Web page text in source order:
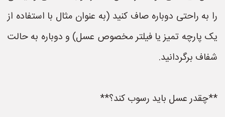
را به راحتی دوباره صاف کنید (به عنوان مثال با استفاده از
یک پارچه تمیز یا فیلتر مخصوص عسل) و دوباره به حالت
شفاف برگردانید.
**چقدر عسل باید رسوب کند؟**